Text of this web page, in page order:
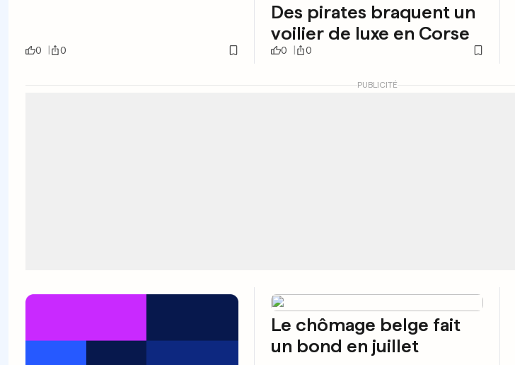
0 0
Des pirates braquent un
voilier de luxe en Corse
0 0
PUBLICITÉ
Le chômage belge fait
un bond en juillet